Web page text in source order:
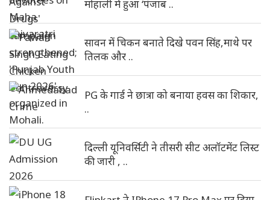
मोहाली में हुआ ‘पंजाब ..
सावन में चिकन बनाते दिखे पवन सिंह,माथे पर
तिलक और ..
PG के गार्ड ने छात्रा को बनाया हवस का शिकार,
..
दिल्ली यूनिवर्सिटी ने तीसरी सीट अलॉटमेंट लिस्ट
की जारी , ..